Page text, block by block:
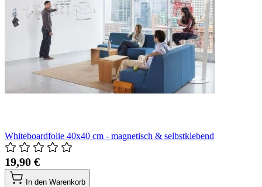
Whiteboardfolie 40x40 cm - magnetisch & selbstklebend
19,90 €
In den Warenkorb